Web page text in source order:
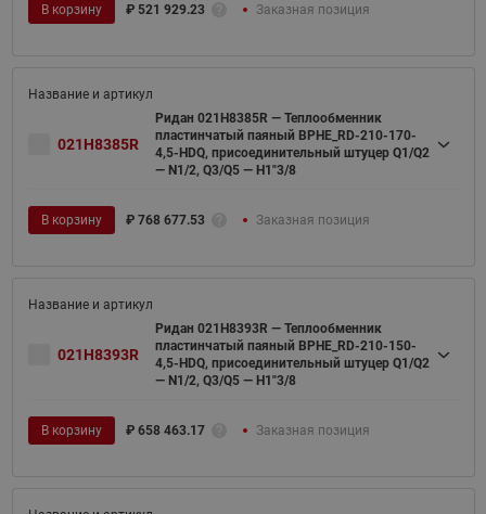
В корзину ₽ 521 929.23 Заказная позиция
021H8385R
Ридан 021H8385R — Теплообменник
пластинчатый паяный BPHE_RD-210-170-
4,5-HDQ, присоединительный штуцер Q1/Q2
— N1/2, Q3/Q5 — H1"3/8
В корзину ₽ 768 677.53 Заказная позиция
021H8393R
Ридан 021H8393R — Теплообменник
пластинчатый паяный BPHE_RD-210-150-
4,5-HDQ, присоединительный штуцер Q1/Q2
— N1/2, Q3/Q5 — H1"3/8
В корзину ₽ 658 463.17 Заказная позиция